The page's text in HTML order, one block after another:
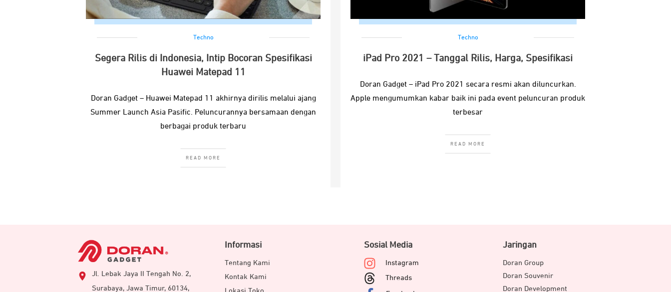
Techno
Segera Rilis di Indonesia, Intip Bocoran Spesifikasi
Huawei Matepad 11
Doran Gadget – Huawei Matepad 11 akhirnya dirilis melalui ajang
Summer Launch Asia Pasific. Peluncurannya bersamaan dengan
berbagai produk terbaru
READ MORE
Techno
iPad Pro 2021 – Tanggal Rilis, Harga, Spesifikasi
Doran Gadget – iPad Pro 2021 secara resmi akan diluncurkan.
Apple mengumumkan kabar baik ini pada event peluncuran produk
terbesar
READ MORE
Jl. Lebak Jaya II Tengah No. 2,
Surabaya, Jawa Timur, 60134,
Informasi
Tentang Kami
Kontak Kami
Sosial Media
Instagram
Threads
Jaringan
Doran Group
Doran Souvenir
Doran Development